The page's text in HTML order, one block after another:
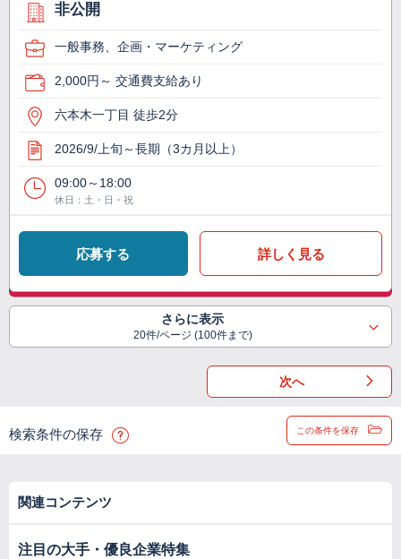
非公開
一般事務、企画・マーケティング
2,000円～ 交通費支給あり
六本木一丁目 徒歩2分
2026/9/上旬～長期（3カ月以上）
09:00～18:00
休日：土・日・祝
応募する 詳しく見る
さらに表示
20件/ページ (100件まで)
次へ
検索条件の保存 この条件を保存
関連コンテンツ
注目の大手・優良企業特集